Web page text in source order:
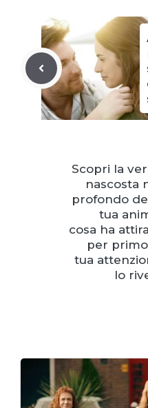
Scopri la
nascosta
profondo
tua
cosa ha
per
tua
lo